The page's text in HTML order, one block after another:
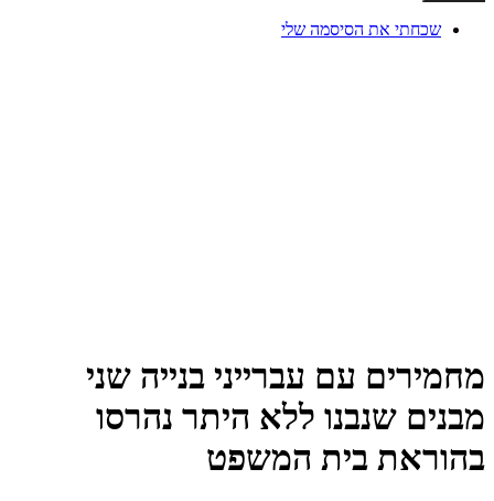
שכחתי את הסיסמה שלי
מחמירים עם עברייני בנייה שני
מבנים שנבנו ללא היתר נהרסו
בהוראת בית המשפט